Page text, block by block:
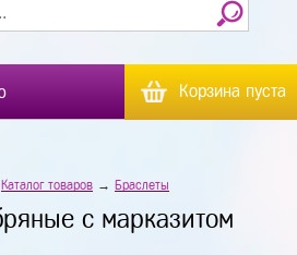
Корзина пуста
Каталог товаров → Браслеты
с марказитом